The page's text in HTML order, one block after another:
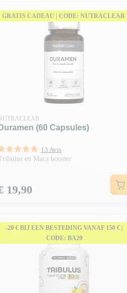
GRATIS CADEAU | CODE: NUTRACLEAR
Duramen (60 Capsules)
13 Avis
en Maca booster
19,90
-20 € BIJ EEN BESTEDING VANAF 150 € |
CODE: BA20